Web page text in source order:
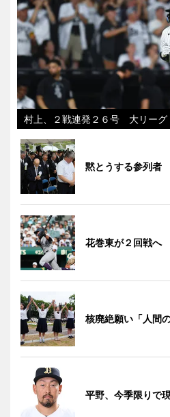
村上、２戦連発２６号 大リーグ
黙とうする参列者
花巻東が２回戦へ
核廃絶願い「人間
平野、今季限りで